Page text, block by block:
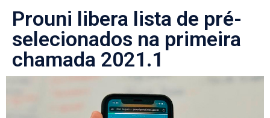
Prouni libera lista de pré-
selecionados na primeira
chamada 2021.1